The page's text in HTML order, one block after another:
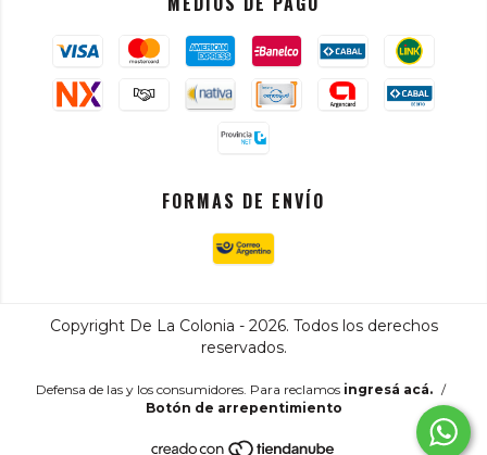
FORMAS DE ENVÍO
Copyright De La Colonia - 2026. Todos los derechos
reservados.
Defensa de las y los consumidores. Para reclamos ingresá acá. /
Botón de arrepentimiento